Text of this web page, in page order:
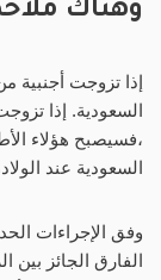
وهناك
إذا تزوجت
السعودية. إذا
،فسيصبح هؤلاء
السعودية عند
وفق الإجراءات
الفارق الجائز بين